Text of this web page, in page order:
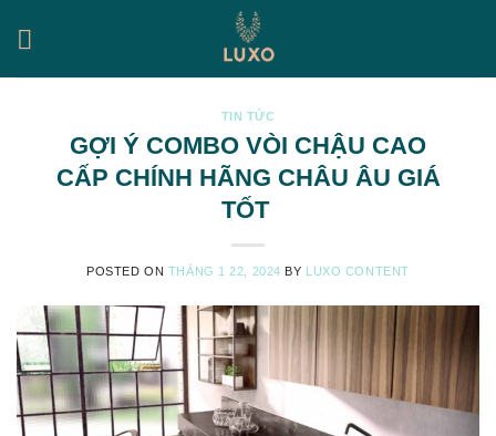
TIN TỨC
GỢI Ý COMBO VÒI CHẬU CAO
CẤP CHÍNH HÃNG CHÂU ÂU GIÁ
TỐT
POSTED ON THÁNG 1 22, 2024 BY LUXO CONTENT